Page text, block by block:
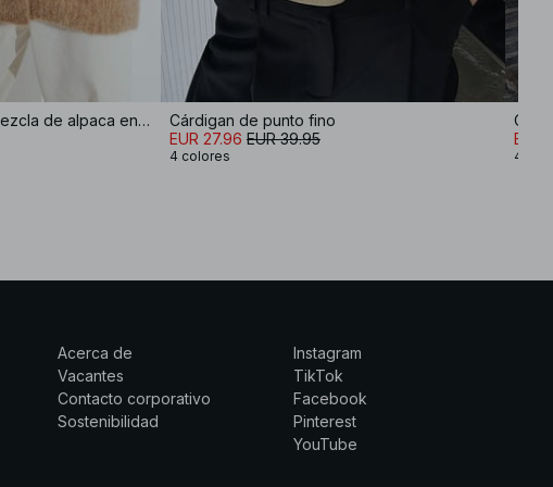
Cárdigan de punto de mezcla de alpaca en tamaño oversize
Cárdigan de punto fino
EUR 27.96 EUR 39.95
4 colores
EUR
4
Acerca de
Vacantes
Contacto corporativo
Sostenibilidad
Instagram
TikTok
Facebook
Pinterest
YouTube